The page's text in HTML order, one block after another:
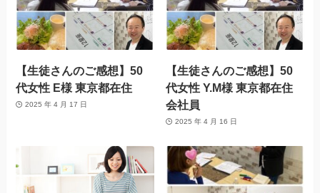
【生徒さんのご感想】50
代女性 E様 東京都在住
2025 年 4 月 17 日
【生徒さんのご感想】50
代女性 Y.M様 東京都在住
会社員
2025 年 4 月 16 日